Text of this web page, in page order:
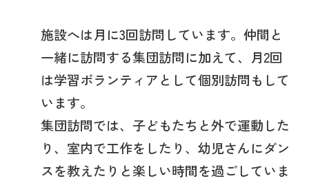
施設へは月に3回訪問しています。仲間と
一緒に訪問する集団訪問に加えて、月2回
は学習ボランティアとして個別訪問もして
います。
集団訪問では、子どもたちと外で運動した
り、室内で工作をしたり、幼児さんにダン
スを教えたりと楽しい時間を過ごしていま